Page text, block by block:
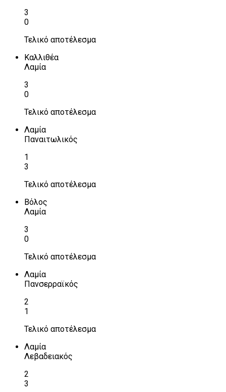
3
0
Τελικό αποτέλεσμα
Καλλιθέα
Λαμία
3
0
Τελικό αποτέλεσμα
Λαμία
Παναιτωλικός
1
3
Τελικό αποτέλεσμα
Βόλος
Λαμία
3
0
Τελικό αποτέλεσμα
Λαμία
Πανσερραϊκός
2
1
Τελικό αποτέλεσμα
Λαμία
Λεβαδειακός
2
3